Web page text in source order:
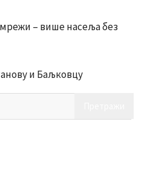
– више насеља без
и Баљковцу